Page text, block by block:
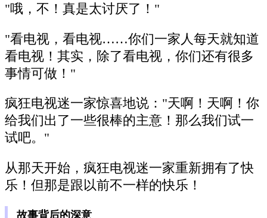
"哦，不！真是太讨厌了！"
"看电视，看电视……你们一家人每天就知道
看电视！其实，除了看电视，你们还有很多
事情可做！"
疯狂电视迷一家惊喜地说："天啊！天啊！你
给我们出了一些很棒的主意！那么我们试一
试吧。"
从那天开始，疯狂电视迷一家重新拥有了快
乐！但那是跟以前不一样的快乐！
故事背后的深意